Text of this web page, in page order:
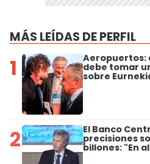
MÁS LEÍDAS DE PERFIL
1 Aeropuertos:
debe tomar
sobre
2 El Banco
precisiones
billones: "En